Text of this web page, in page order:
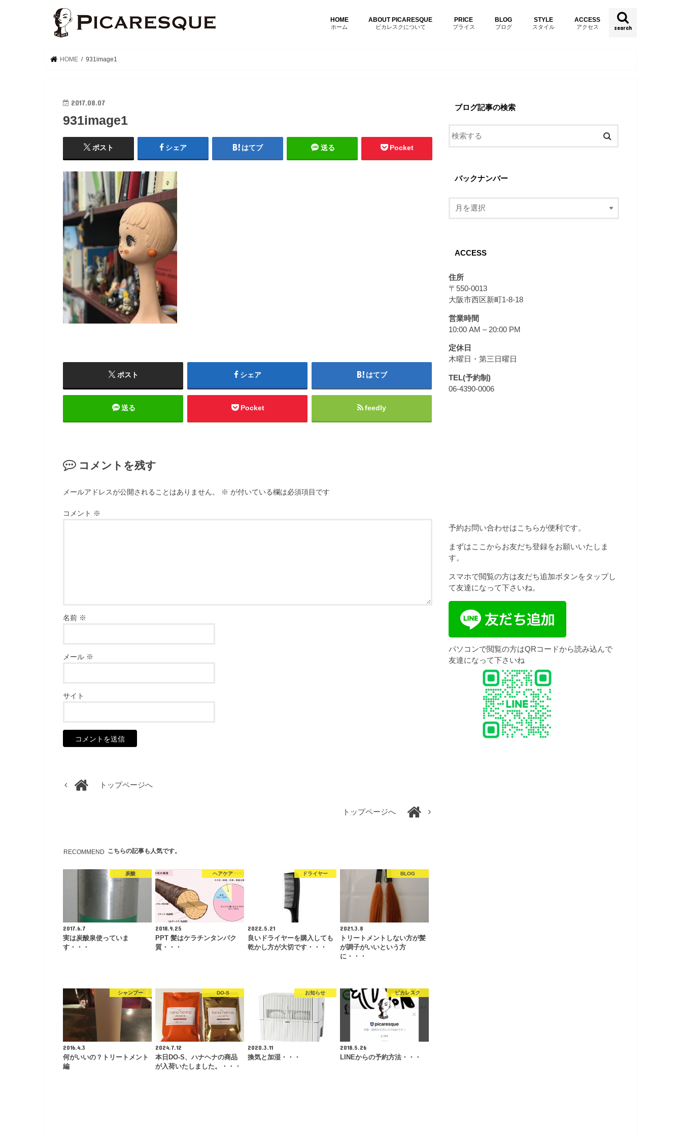
search
HOME
ホーム
ABOUT PICARESQUE
ピカレスクについて
PRICE
プライス
BLOG
ブログ
STYLE
スタイル
ACCESS
アクセス
HOME 931image1
2017.08.07
931image1
ポスト シェア はてブ 送る Pocket
ポスト シェア はてブ
送る Pocket feedly
コメントを残す
メールアドレスが公開されることはありません。 ※ が付いている欄は必須項目です
コメント ※
名前 ※
メール ※
サイト
トップページへ
トップページへ
RECOMMEND こちらの記事も人気です。
炭酸
2017.6.7
実は炭酸泉使っていま
す・・・
ヘアケア
2018.9.25
PPT 髪はケラチンタンパク
質・・・
ドライヤー
2022.5.21
良いドライヤーを購入しても
乾かし方が大切です・・・
BLOG
2021.3.8
トリートメントしない方が髪
が調子がいいという方
に・・・
シャンプー
2016.4.3
何がいいの？トリートメント
編
DO-S
2024.7.12
本日DO-S、ハナヘナの商品
が入荷いたしました。・・・
お知らせ
2020.3.11
換気と加湿・・・
ピカレスク
2018.5.26
LINEからの予約方法・・・
ブログ記事の検索
バックナンバー
ACCESS
住所
〒550-0013
大阪市西区新町1-8-18
営業時間
10:00 AM – 20:00 PM
定休日
木曜日・第三日曜日
TEL(予約制)
06-4390-0006
予約お問い合わせはこちらが便利です。
まずはここからお友だち登録をお願いいたしま
す。
スマホで閲覧の方は友だち追加ボタンをタップし
て友達になって下さいね。
パソコンで閲覧の方はQRコードから読み込んで
友達になって下さいね